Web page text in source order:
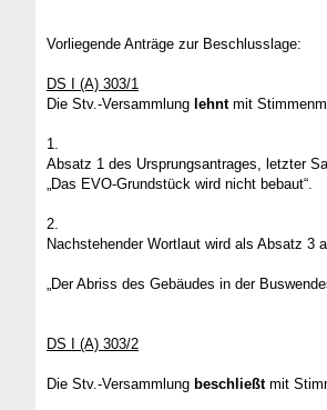
Vorliegende Anträge zur Beschlusslage:
DS I (A) 303/1
Die Stv.-Versammlung lehntmit
1.
Absatz 1 des Ursprungsantrages, letzter
„Das EVO-Grundstück wird nicht bebaut“.
2.
Nachstehender Wortlaut wird als Absatz 3
„Der Abriss des Gebäudes in der
DS I (A) 303/2
Die Stv.-Versammlung beschließtmit